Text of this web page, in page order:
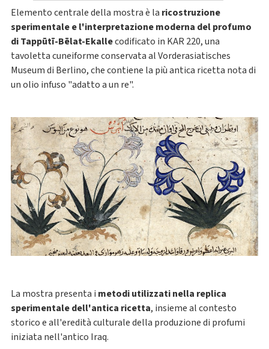
Elemento centrale della mostra è la ricostruzione
sperimentale e l'interpretazione moderna del profumo
di Tappūtī-Bēlat-Ekallecodificato in KAR 220, una
tavoletta cuneiforme conservata al Vorderasiatisches
Museum di Berlino, che contiene la più antica ricetta nota di
un olio infuso "adatto a un re".
La mostra presenta i metodi utilizzati nella replica
sperimentale dell'antica ricetta, insieme al contesto
storico e all'eredità culturale della produzione di profumi
iniziata nell'antico Iraq.